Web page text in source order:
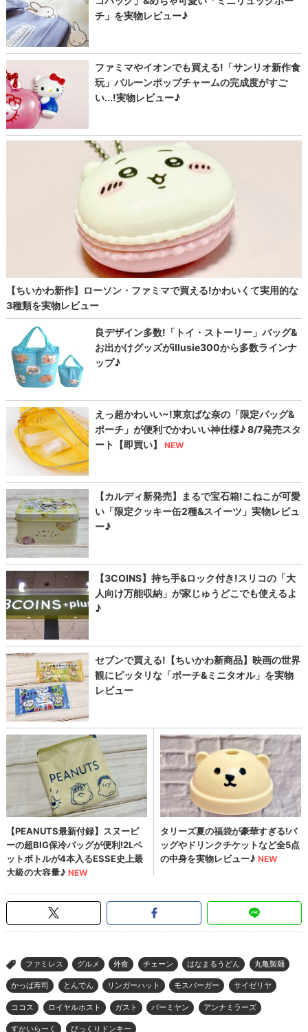
> ファミレス グルメ 外食 チェーン はなまるうどん 丸亀製麺
かっぱ寿司 とんでん リンガーハット モスバーガー サイゼリヤ
ココス ロイヤルホスト ガスト バーミヤン アンナミラーズ
すかいらーく びっくりドンキー